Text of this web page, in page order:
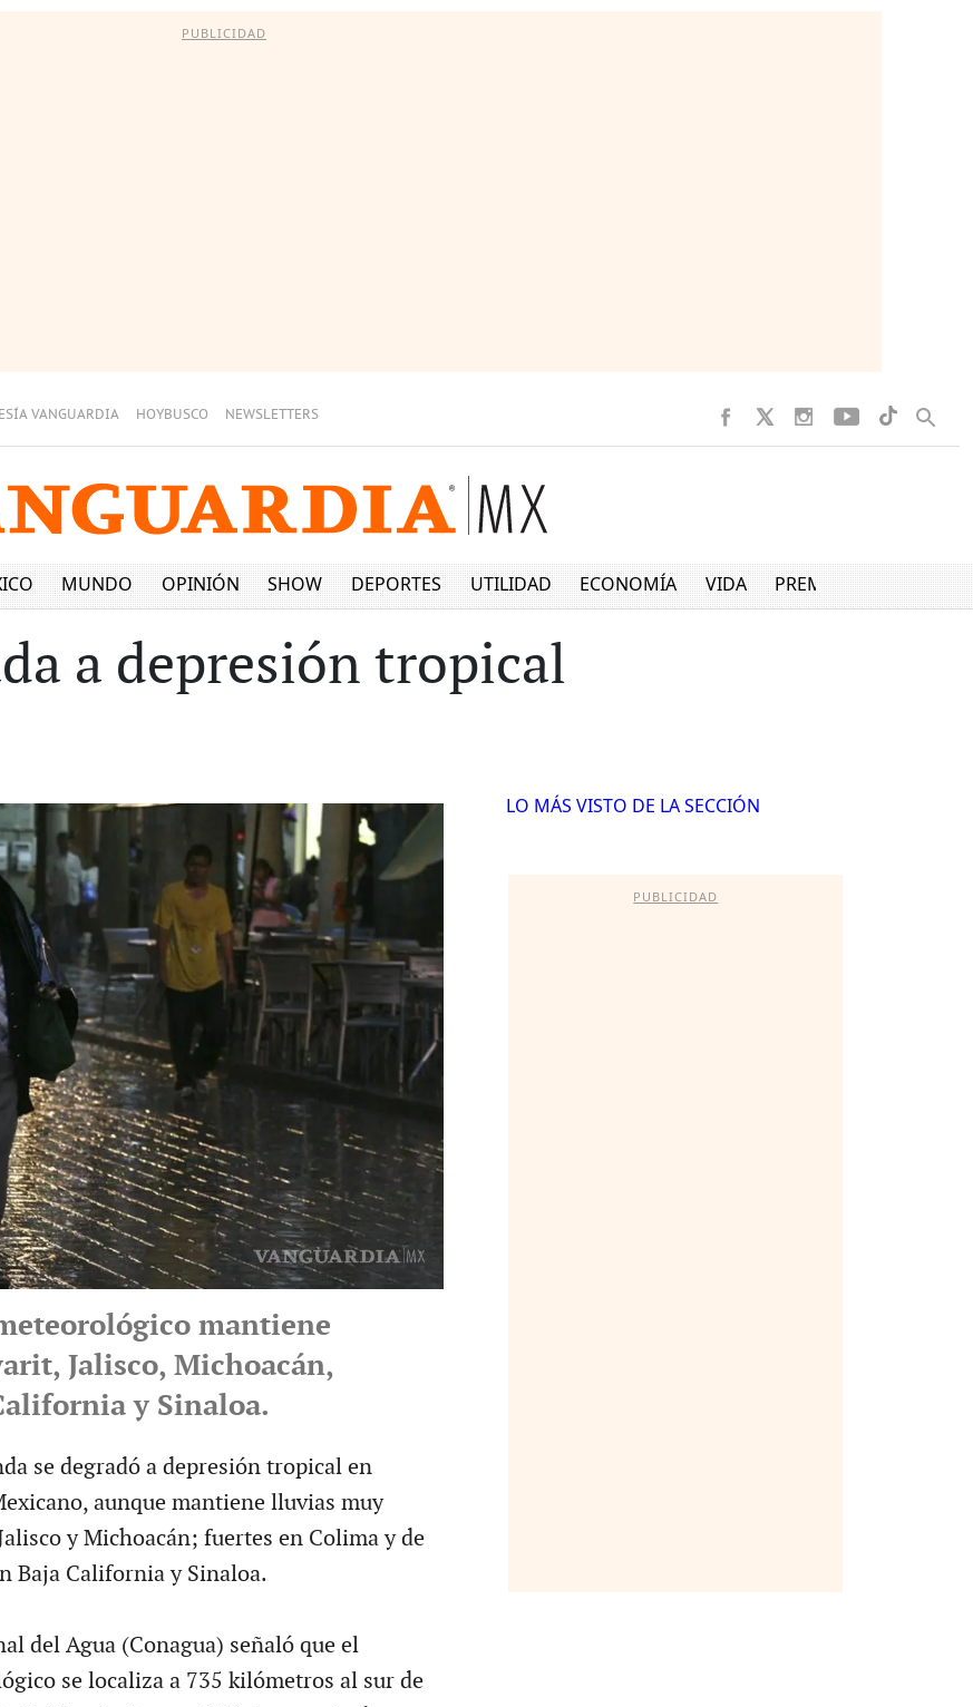
PUBLICIDAD
VANGUARDIA HOYBUSCO NEWSLETTERS
MUNDO OPINIÓN SHOW DEPORTES UTILIDAD ECONOMÍA VIDA PREMIUM
a depresión tropical
mantiene
Jalisco, Michoacán,
y Sinaloa.
se degradó a depresión tropical en
aunque mantiene lluvias muy
y Michoacán; fuertes en Colima y de
Baja California y Sinaloa.
del Agua (Conagua) señaló que el
se localiza a 735 kilómetros al sur de
LO MÁS VISTO DE LA SECCIÓN
PUBLICIDAD